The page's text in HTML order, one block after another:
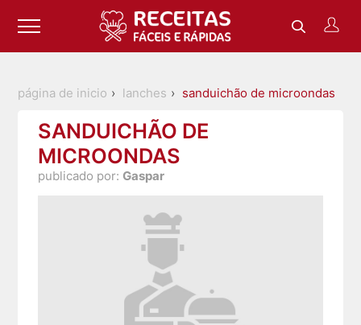
página de inicio lanches sanduichão de microondas
SANDUICHÃO DE
MICROONDAS
publicado por: Gaspar